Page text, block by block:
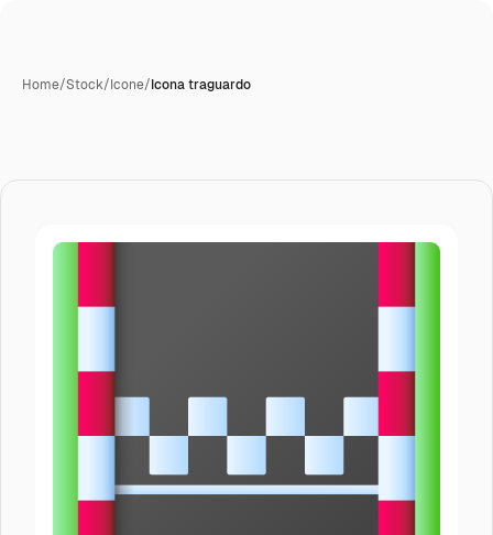
Home/Stock/Icone/Icona traguardo